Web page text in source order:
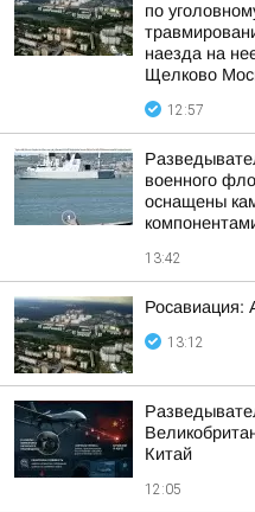
по
наезда на
Щелково
12:57
военного
оснащены
13:42
13:12
Китай
12:05